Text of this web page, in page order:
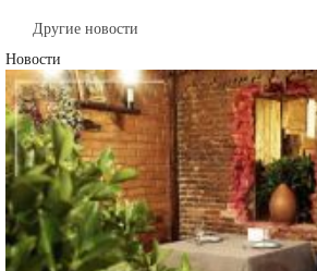
Другие новости
Новости